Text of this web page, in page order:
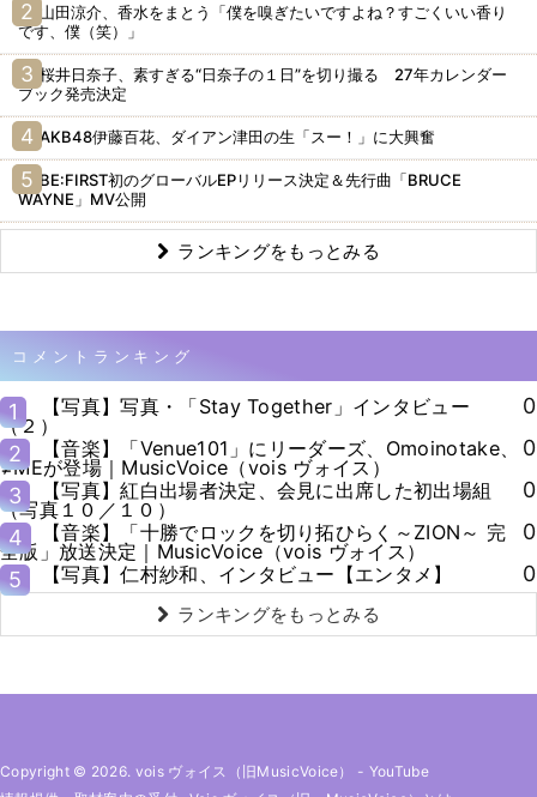
山田涼介、香水をまとう「僕を嗅ぎたいですよね？すごくいい香り
です、僕（笑）」
桜井日奈子、素すぎる“日奈子の１日”を切り撮る 27年カレンダー
ブック発売決定
AKB48伊藤百花、ダイアン津田の生「スー！」に大興奮
BE:FIRST初のグローバルEPリリース決定＆先行曲「BRUCE
WAYNE」MV公開
ランキングをもっとみる
コメントランキング
1
【写真】写真・「Stay Together」インタビュー
（２）
0
2
【音楽】「Venue101」にリーダーズ、Omoinotake、
≠MEが登場｜MusicVoice（vois ヴォイス）
0
3
【写真】紅白出場者決定、会見に出席した初出場組
（写真１０／１０）
0
4
【音楽】「十勝でロックを切り拓ひらく～ZION～ 完
全版」放送決定｜MusicVoice（vois ヴォイス）
0
5
【写真】仁村紗和、インタビュー【エンタメ】 0
ランキングをもっとみる
Copyright © 2026. vois ヴォイス（旧MusicVoice） - YouTube